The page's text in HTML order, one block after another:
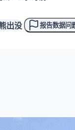
出没 报告数据问